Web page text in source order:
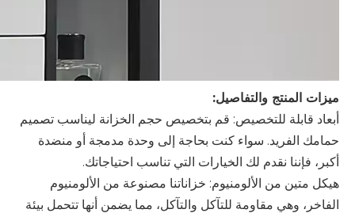
ميزات المنتج والتفاصيل:
أبعاد قابلة للتخصيص: قم بتخصيص حجم الخزانة ليناسب تصميم
حمامك الفريد. سواء كنت بحاجة إلى وحدة مدمجة أو منضدة
أكبر، فإننا نقدم لك الخيارات التي تناسب احتياجاتك.
هيكل متين من الألومنيوم: خزاناتنا مصنوعة من الألومنيوم
الفاخر، وهي مقاومة للتآكل والتآكل، مما يضمن أنها تتحمل بيئة